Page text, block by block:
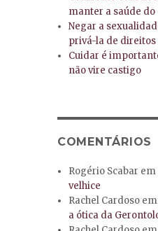
manter a saúde do
Negar a
privá-la de direitos
Cuidar é
não vire castigo
COMENTÁRIOS
Rogério Scabar em
velhice
Rachel Cardoso em
a ótica da